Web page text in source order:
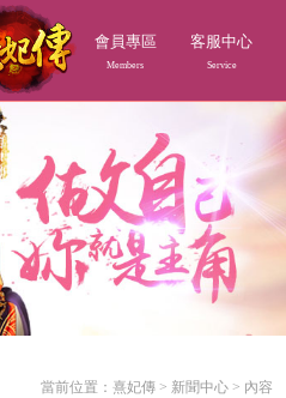
會員專區
Members
客服中心
Service
當前位置： 熹妃傳> 新聞中心> 內容